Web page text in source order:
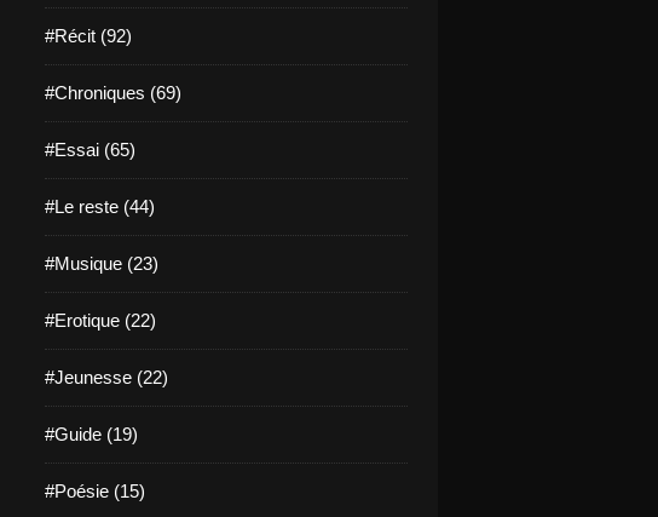
#Récit (92)
#Chroniques (69)
#Essai (65)
#Le reste (44)
#Musique (23)
#Erotique (22)
#Jeunesse (22)
#Guide (19)
#Poésie (15)